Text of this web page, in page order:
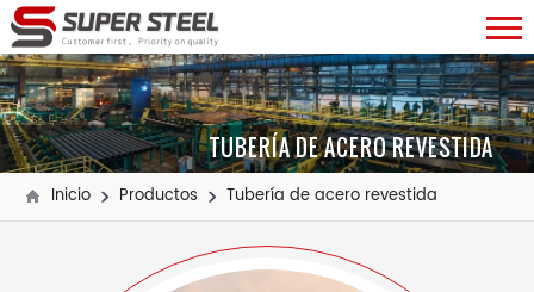
TUBERÍA DE ACERO REVESTIDA
Inicio Productos Tubería de acero revestida